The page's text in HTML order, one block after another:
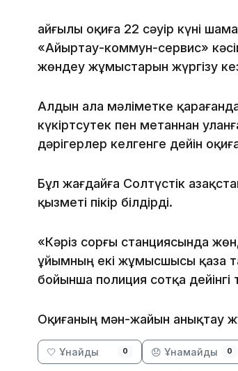
Қайғылы оқиға 22 сәуір күні
«Айыртау-коммун-сервис»
жөндеу жұмыстарын жүргізу
Алдын ала мәліметке
күкіртсутек пен метаннан
дәрігерлер келгенге дейін
Бұл жағдайға Солтүстік
қызметі пікір білдірді.
«Кәріз сорғы станциясында
ұйымның екі жұмысшысы қаза
бойынша полиция сотқа
Оқиғаның мән-жайын анықтау
🤍 Ұнайды 0 😞 Ұнамайды 0